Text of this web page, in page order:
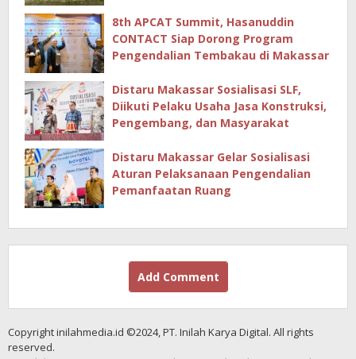
8th APCAT Summit, Hasanuddin
CONTACT Siap Dorong Program
Pengendalian Tembakau di Makassar
Distaru Makassar Sosialisasi SLF,
Diikuti Pelaku Usaha Jasa Konstruksi,
Pengembang, dan Masyarakat
Distaru Makassar Gelar Sosialisasi
Aturan Pelaksanaan Pengendalian
Pemanfaatan Ruang
Add Comment
Copyright inilahmedia.id ©2024, PT. Inilah Karya Digital. All rights
reserved.